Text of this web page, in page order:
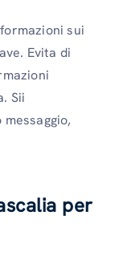
sui
Evita di
Sii
per